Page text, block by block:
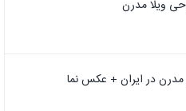
ویلا مدرن
مدرن در ایران + عکس نما